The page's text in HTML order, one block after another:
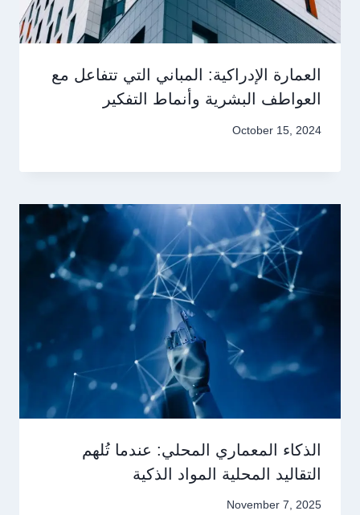
العمارة الإدراكية: المباني التي تتفاعل مع
العواطف البشرية وأنماط التفكير
October 15, 2024
الذكاء المعماري المحلي: عندما تُلهم
التقاليد المحلية المواد الذكية
November 7, 2025